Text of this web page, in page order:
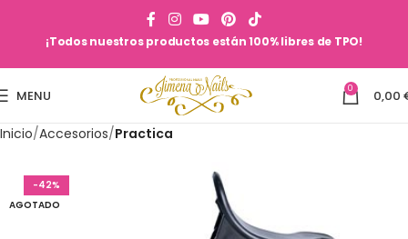
¡Todos nuestros productos están 100% libres de TPO!
MENU 0 0,00
Inicio Accesorios Practica
-42%
AGOTADO